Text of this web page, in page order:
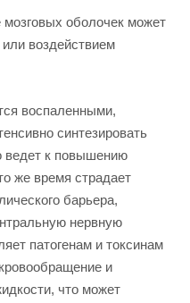
оболочек может
воздействием
воспаленными,
синтезировать
ведет к повышению
же время страдает
барьера,
нервную
патогенам и токсинам
и
что может